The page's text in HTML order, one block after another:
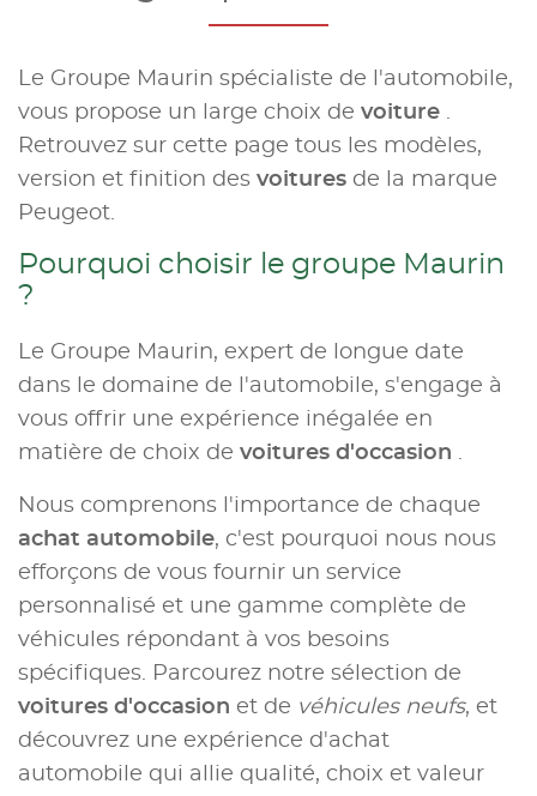
Le Groupe Maurin spécialiste de l'automobile,
vous propose un large choix de voiture .
Retrouvez sur cette page tous les modèles,
version et finition des voitures de la marque
Peugeot.
Pourquoi choisir le groupe Maurin
?
Le Groupe Maurin, expert de longue date
dans le domaine de l'automobile, s'engage à
vous offrir une expérience inégalée en
matière de choix de voitures d'occasion .
Nous comprenons l'importance de chaque
achat automobile, c'est pourquoi nous nous
efforçons de vous fournir un service
personnalisé et une gamme complète de
véhicules répondant à vos besoins
spécifiques. Parcourez notre sélection de
voitures d'occasion et de véhicules neufs, et
découvrez une expérience d'achat
automobile qui allie qualité, choix et valeur